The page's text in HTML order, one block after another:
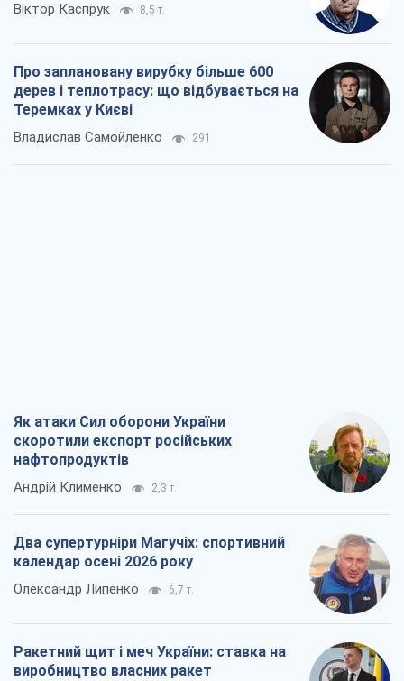
Віктор Каспрук 8,5 т.
Про заплановану вирубку більше 600
дерев і теплотрасу: що відбувається на
Теремках у Києві
Владислав Самойленко 291
Як атаки Сил оборони України
скоротили експорт російських
нафтопродуктів
Андрій Клименко 2,3 т.
Два супертурніри Магучіх: спортивний
календар осені 2026 року
Олександр Липенко 6,7 т.
Ракетний щит і меч України: ставка на
виробництво власних ракет